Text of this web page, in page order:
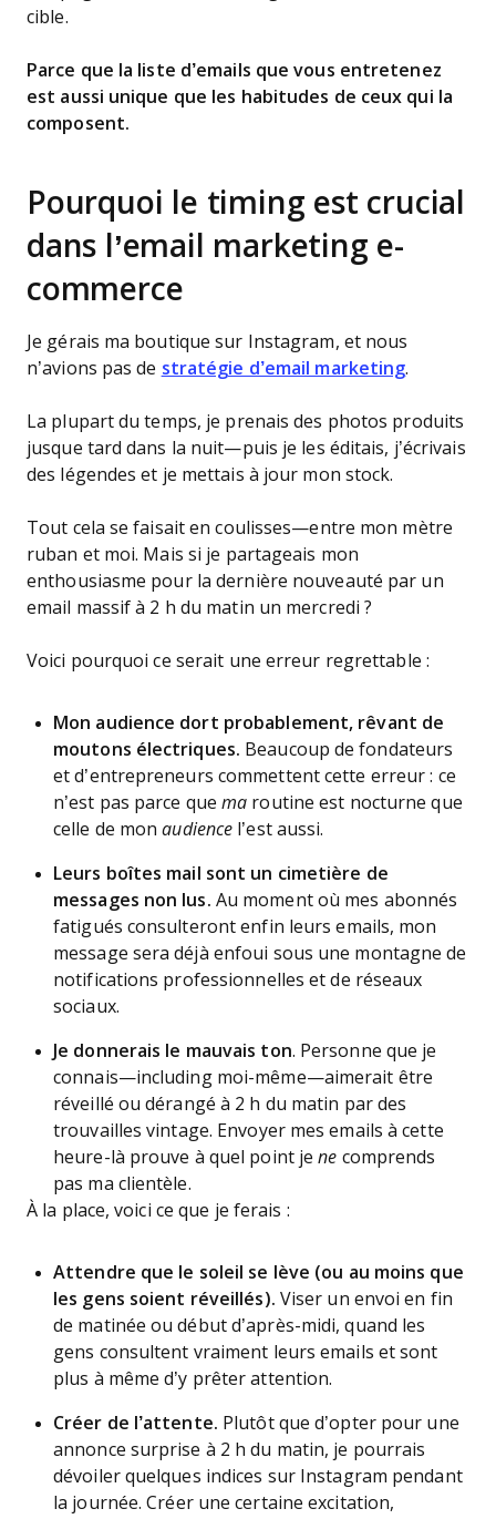
cible.
Parce que la liste d’emails que vous entretenez
est aussi unique que les habitudes de ceux qui la
composent.
Pourquoi le timing est crucial
dans l’email marketing e-
commerce
Je gérais ma boutique sur Instagram, et nous
n’avions pas de stratégie d’email marketing.
La plupart du temps, je prenais des photos produits
jusque tard dans la nuit—puis je les éditais, j’écrivais
des légendes et je mettais à jour mon stock.
Tout cela se faisait en coulisses—entre mon mètre
ruban et moi. Mais si je partageais mon
enthousiasme pour la dernière nouveauté par un
email massif à 2 h du matin un mercredi ?
Voici pourquoi ce serait une erreur regrettable :
Mon audience dort probablement, rêvant de
moutons électriques. Beaucoup de fondateurs
et d’entrepreneurs commettent cette erreur : ce
n’est pas parce que ma routine est nocturne que
celle de monaudience l’est aussi.
Leurs boîtes mail sont un cimetière de
messages non lus. Au moment où mes abonnés
fatigués consulteront enfin leurs emails, mon
message sera déjà enfoui sous une montagne de
notifications professionnelles et de réseaux
sociaux.
Je donnerais le mauvais ton. Personne que je
connais—including moi-même—aimerait être
réveillé ou dérangé à 2 h du matin par des
trouvailles vintage. Envoyer mes emails à cette
heure-là prouve à quel point jene comprends
pas ma clientèle.
À la place, voici ce que je ferais :
Attendre que le soleil se lève (ou au moins que
les gens soient réveillés). Viser un envoi en fin
de matinée ou début d’après-midi, quand les
gens consultent vraiment leurs emails et sont
plus à même d’y prêter attention.
Créer de l’attente. Plutôt que d’opter pour une
annonce surprise à 2 h du matin, je pourrais
dévoiler quelques indices sur Instagram pendant
la journée. Créer une certaine excitation,